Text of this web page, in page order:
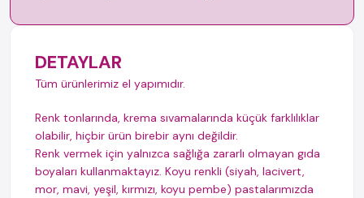
DETAYLAR
Tüm ürünlerimiz el yapımıdır.
Renk tonlarında, krema sıvamalarında küçük farklılıklar
olabilir, hiçbir ürün birebir aynı değildir.
Renk vermek için yalnızca sağlığa zararlı olmayan gıda
boyaları kullanmaktayız. Koyu renkli (siyah, lacivert,
mor, mavi, yeşil, kırmızı, koyu pembe) pastalarımızda